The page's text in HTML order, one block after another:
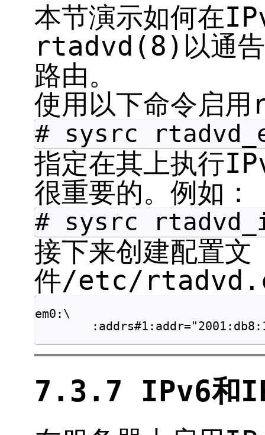
本节演示如何在
rtadvd(8)以通告
路由。
使用以下命令启
# sysrc
指定在其上执行
很重要的。例如：
# sysrc
接下来创建配置文
件/etc/
em0:\
7.3.7 IPv6和